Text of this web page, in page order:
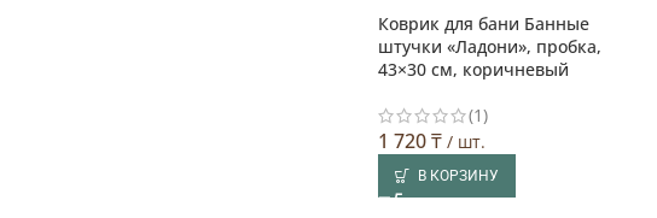
Коврик для бани Банные
штучки «Ладони», пробка,
43×30 см, коричневый
(1)
1 720₸/ шт.
В КОРЗИНУ